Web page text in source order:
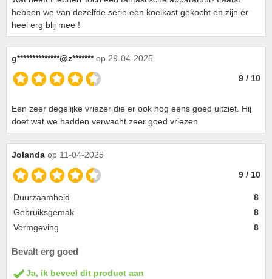
hebben we van dezelfde serie een koelkast gekocht en zijn er
heel erg blij mee !
g**************@z******* op 29-04-2025
9 / 10
Een zeer degelijke vriezer die er ook nog eens goed uitziet. Hij
doet wat we hadden verwacht zeer goed vriezen
Jolanda op 11-04-2025
9 / 10
Duurzaamheid
8
Gebruiksgemak
8
Vormgeving
8
Bevalt erg goed
Ja, ik beveel dit product aan